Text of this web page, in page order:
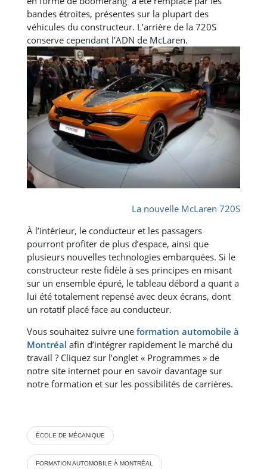
bandes étroites, présentes sur la plupart des
véhicules du constructeur. L’arrière de la 720S
conserve cependant l’ADN de McLaren.
La nouvelle McLaren 720S
À l’intérieur, le conducteur et les passagers
pourront profiter de plus d’espace, ainsi que
plusieurs nouvelles technologies embarquées. Si le
constructeur reste fidèle à ses principes en misant
sur un ensemble épuré, le tableau débord a quant a
lui été totalement repensé avec deux écrans, dont
un rotatif placé face au conducteur.
Vous souhaitez suivre une formation automobile à
Montréal afin d’intégrer rapidement le marché du
travail ? Cliquez sur l’onglet « Programmes » de
notre site internet pour en savoir davantage sur
notre formation et sur les possibilités de carrières.
ÉCOLE DE MÉCANIQUE
FORMATION AUTOMOBILE À MONTRÉAL